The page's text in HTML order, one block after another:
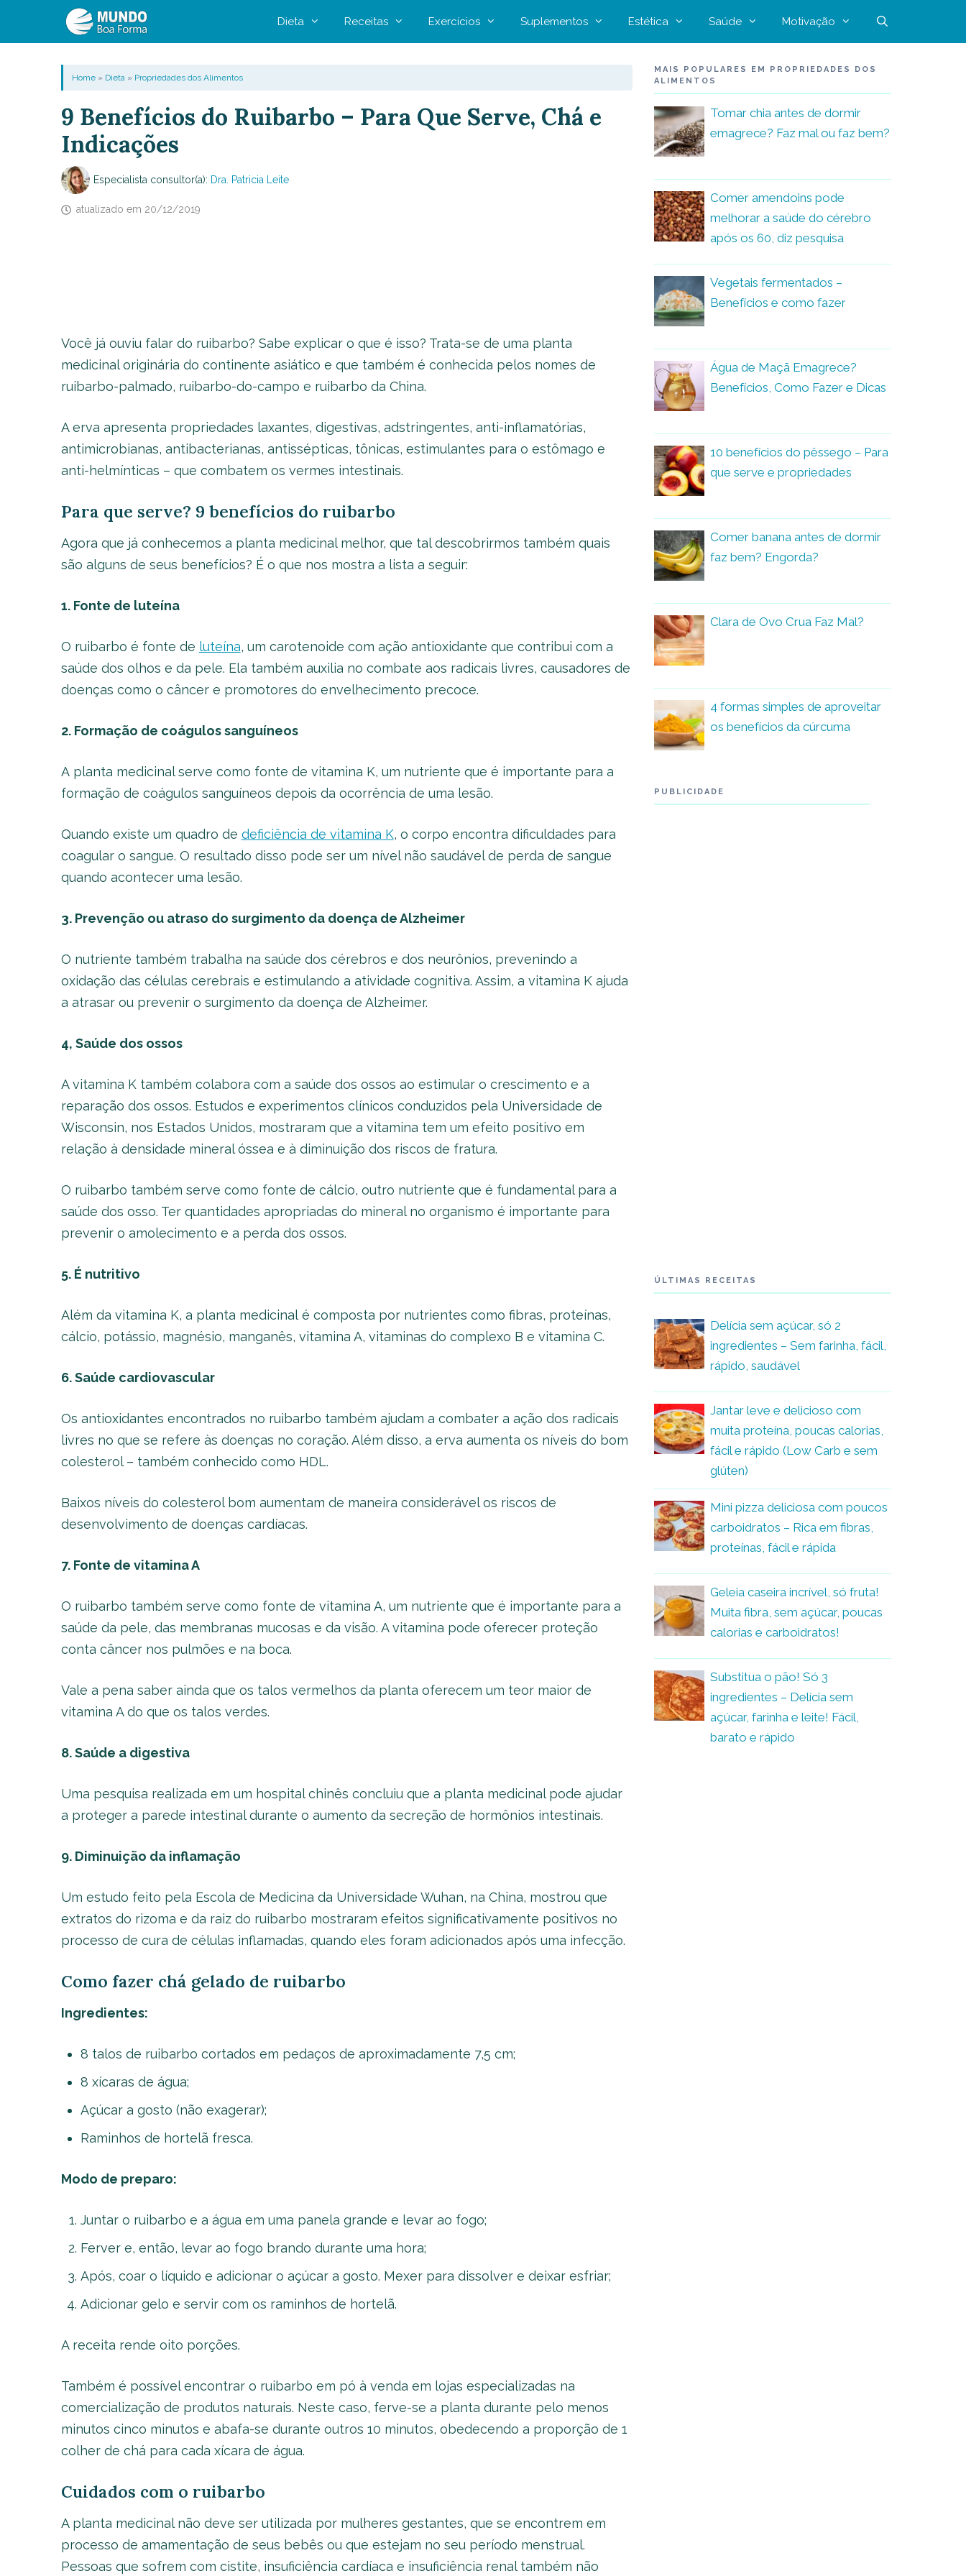
Dieta Receitas Exercícios Suplementos Estética Saúde Motivação
Home» Dieta» Propriedades dos Alimentos
9 Benefícios do Ruibarbo – Para Que Serve, Chá e
Indicações
Especialista consultor(a): Dra. Patricia Leite
atualizado em 20/12/2019
Você já ouviu falar do ruibarbo? Sabe explicar o que é isso? Trata-se de uma planta
medicinal originária do continente asiático e que também é conhecida pelos nomes de
ruibarbo-palmado, ruibarbo-do-campo e ruibarbo da China.
A erva apresenta propriedades laxantes, digestivas, adstringentes, anti-inflamatórias,
antimicrobianas, antibacterianas, antissépticas, tônicas, estimulantes para o estômago e
anti-helmínticas – que combatem os vermes intestinais.
Para que serve? 9 benefícios do ruibarbo
Agora que já conhecemos a planta medicinal melhor, que tal descobrirmos também quais
são alguns de seus benefícios? É o que nos mostra a lista a seguir:
1. Fonte de luteína
O ruibarbo é fonte de luteína, um carotenoide com ação antioxidante que contribui com a
saúde dos olhos e da pele. Ela também auxilia no combate aos radicais livres, causadores de
doenças como o câncer e promotores do envelhecimento precoce.
2. Formação de coágulos sanguíneos
A planta medicinal serve como fonte de vitamina K, um nutriente que é importante para a
formação de coágulos sanguíneos depois da ocorrência de uma lesão.
Quando existe um quadro de deficiência de vitamina K, o corpo encontra dificuldades para
coagular o sangue. O resultado disso pode ser um nível não saudável de perda de sangue
quando acontecer uma lesão.
3. Prevenção ou atraso do surgimento da doença de Alzheimer
O nutriente também trabalha na saúde dos cérebros e dos neurônios, prevenindo a
oxidação das células cerebrais e estimulando a atividade cognitiva. Assim, a vitamina K ajuda
a atrasar ou prevenir o surgimento da doença de Alzheimer.
4, Saúde dos ossos
A vitamina K também colabora com a saúde dos ossos ao estimular o crescimento e a
reparação dos ossos. Estudos e experimentos clínicos conduzidos pela Universidade de
Wisconsin, nos Estados Unidos, mostraram que a vitamina tem um efeito positivo em
relação à densidade mineral óssea e à diminuição dos riscos de fratura.
O ruibarbo também serve como fonte de cálcio, outro nutriente que é fundamental para a
saúde dos osso. Ter quantidades apropriadas do mineral no organismo é importante para
prevenir o amolecimento e a perda dos ossos.
5. É nutritivo
Além da vitamina K, a planta medicinal é composta por nutrientes como fibras, proteínas,
cálcio, potássio, magnésio, manganês, vitamina A, vitaminas do complexo B e vitamina C.
6. Saúde cardiovascular
Os antioxidantes encontrados no ruibarbo também ajudam a combater a ação dos radicais
livres no que se refere às doenças no coração. Além disso, a erva aumenta os níveis do bom
colesterol – também conhecido como HDL.
Baixos níveis do colesterol bom aumentam de maneira considerável os riscos de
desenvolvimento de doenças cardíacas.
7. Fonte de vitamina A
O ruibarbo também serve como fonte de vitamina A, um nutriente que é importante para a
saúde da pele, das membranas mucosas e da visão. A vitamina pode oferecer proteção
conta câncer nos pulmões e na boca.
Vale a pena saber ainda que os talos vermelhos da planta oferecem um teor maior de
vitamina A do que os talos verdes.
8. Saúde a digestiva
Uma pesquisa realizada em um hospital chinês concluiu que a planta medicinal pode ajudar
a proteger a parede intestinal durante o aumento da secreção de hormônios intestinais.
9. Diminuição da inflamação
Um estudo feito pela Escola de Medicina da Universidade Wuhan, na China, mostrou que
extratos do rizoma e da raiz do ruibarbo mostraram efeitos significativamente positivos no
processo de cura de células inflamadas, quando eles foram adicionados após uma infecção.
Como fazer chá gelado de ruibarbo
Ingredientes:
8 talos de ruibarbo cortados em pedaços de aproximadamente 7,5 cm;
8 xícaras de água;
Açúcar a gosto (não exagerar);
Raminhos de hortelã fresca.
Modo de preparo:
Juntar o ruibarbo e a água em uma panela grande e levar ao fogo;
Ferver e, então, levar ao fogo brando durante uma hora;
Após, coar o líquido e adicionar o açúcar a gosto. Mexer para dissolver e deixar esfriar;
Adicionar gelo e servir com os raminhos de hortelã.
A receita rende oito porções.
Também é possível encontrar o ruibarbo em pó à venda em lojas especializadas na
comercialização de produtos naturais. Neste caso, ferve-se a planta durante pelo menos
minutos cinco minutos e abafa-se durante outros 10 minutos, obedecendo a proporção de 1
colher de chá para cada xícara de água.
Cuidados com o ruibarbo
A planta medicinal não deve ser utilizada por mulheres gestantes, que se encontrem em
processo de amamentação de seus bebês ou que estejam no seu período menstrual.
Pessoas que sofrem com cistite, insuficiência cardíaca e insuficiência renal também não
MAIS POPULARES EM PROPRIEDADES DOS
ALIMENTOS
Tomar chia antes de dormir
emagrece? Faz mal ou faz bem?
Comer amendoins pode
melhorar a saúde do cérebro
após os 60, diz pesquisa
Vegetais fermentados –
Benefícios e como fazer
Água de Maçã Emagrece?
Benefícios, Como Fazer e Dicas
10 benefícios do pêssego – Para
que serve e propriedades
Comer banana antes de dormir
faz bem? Engorda?
Clara de Ovo Crua Faz Mal?
4 formas simples de aproveitar
os benefícios da cúrcuma
PUBLICIDADE
ÚLTIMAS RECEITAS
Delícia sem açúcar, só 2
ingredientes – Sem farinha, fácil,
rápido, saudável
Jantar leve e delicioso com
muita proteína, poucas calorias,
fácil e rápido (Low Carb e sem
glúten)
Mini pizza deliciosa com poucos
carboidratos – Rica em fibras,
proteínas, fácil e rápida
Geleia caseira incrível, só fruta!
Muita fibra, sem açúcar, poucas
calorias e carboidratos!
Substitua o pão! Só 3
ingredientes – Delícia sem
açúcar, farinha e leite! Fácil,
barato e rápido